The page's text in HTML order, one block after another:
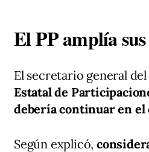
El PP amplía
El secretario general
Estatal de
debería continuar en el
Según explicó,